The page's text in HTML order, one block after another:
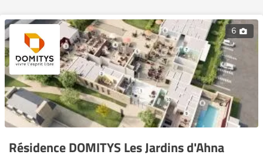
6
Résidence DOMITYS Les Jardins d'Ahna